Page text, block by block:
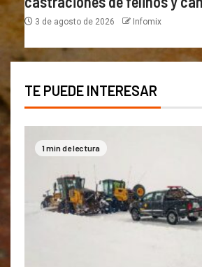
3 de agosto de 2026 Infomix
TE PUEDE INTERESAR
1 min de lectura